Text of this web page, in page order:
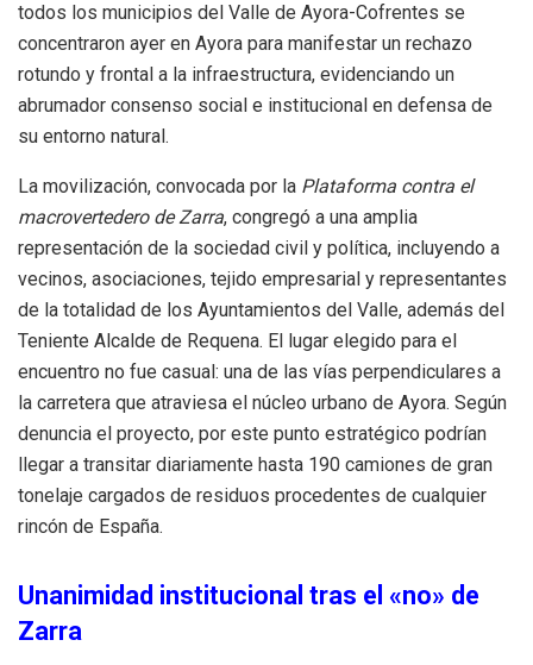
todos los municipios del Valle de Ayora-Cofrentes se
concentraron ayer en Ayora para manifestar un rechazo
rotundo y frontal a la infraestructura, evidenciando un
abrumador consenso social e institucional en defensa de
su entorno natural.
La movilización, convocada por la Plataforma contra el
macrovertedero de Zarra, congregó a una amplia
representación de la sociedad civil y política, incluyendo a
vecinos, asociaciones, tejido empresarial y representantes
de la totalidad de los Ayuntamientos del Valle, además del
Teniente Alcalde de Requena. El lugar elegido para el
encuentro no fue casual: una de las vías perpendiculares a
la carretera que atraviesa el núcleo urbano de Ayora. Según
denuncia el proyecto, por este punto estratégico podrían
llegar a transitar diariamente hasta 190 camiones de gran
tonelaje cargados de residuos procedentes de cualquier
rincón de España.
Unanimidad institucional tras el «no» de
Zarra